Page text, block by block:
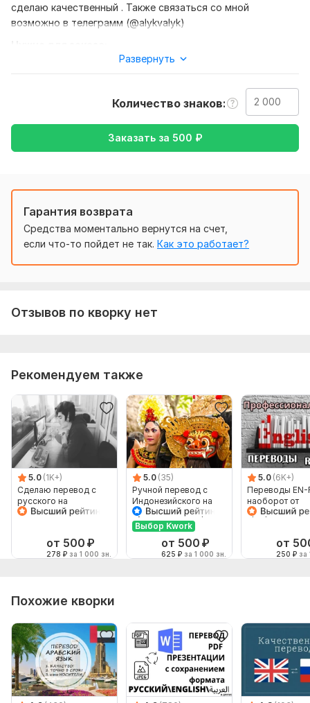
сделаю качественный . Также связаться со мной
возможно в телеграмм (@alykvalyk)
Ожидаю от вас текст, желательно в формате документа,
Культура и искусство,
Образование и наука,
Отдых и развлечения,
с Русского на Английский
Объем услуги в кворке:
Развернуть
Количество знаков
Заказать за 500 ₽
Гарантия возврата
Средства моментально вернутся на счет,
если что-то пойдет не так. Как это работает?
Отзывов по кворку нет
Рекомендуем также
5.0 (1K+)
Сделаю перевод с
русского на
английский и
от 500 ₽
278 ₽ за 1 000 зн.
5.0 (35)
Ручной перевод с
Индонезийского на
Русский и наоборот
Выбор Kwork
от 500 ₽
625 ₽ за 1 000 зн.
5.0 (6K+)
Переводы EN-
наоборот от
от
250 ₽ за
Похожие кворки